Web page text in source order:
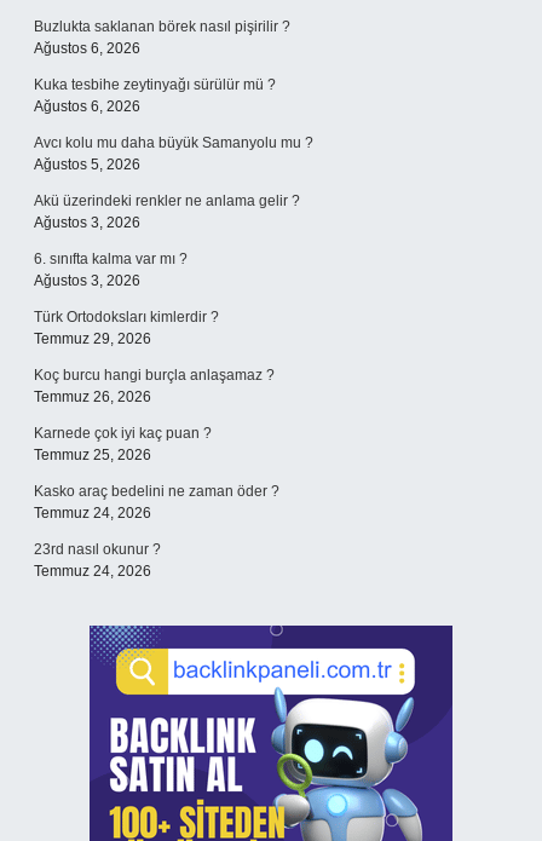
Buzlukta saklanan börek nasıl pişirilir ?
Ağustos 6, 2026
Kuka tesbihe zeytinyağı sürülür mü ?
Ağustos 6, 2026
Avcı kolu mu daha büyük Samanyolu mu ?
Ağustos 5, 2026
Akü üzerindeki renkler ne anlama gelir ?
Ağustos 3, 2026
6. sınıfta kalma var mı ?
Ağustos 3, 2026
Türk Ortodoksları kimlerdir ?
Temmuz 29, 2026
Koç burcu hangi burçla anlaşamaz ?
Temmuz 26, 2026
Karnede çok iyi kaç puan ?
Temmuz 25, 2026
Kasko araç bedelini ne zaman öder ?
Temmuz 24, 2026
23rd nasıl okunur ?
Temmuz 24, 2026